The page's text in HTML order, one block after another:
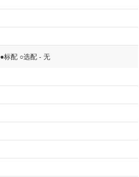
●标配 ○选配 - 无